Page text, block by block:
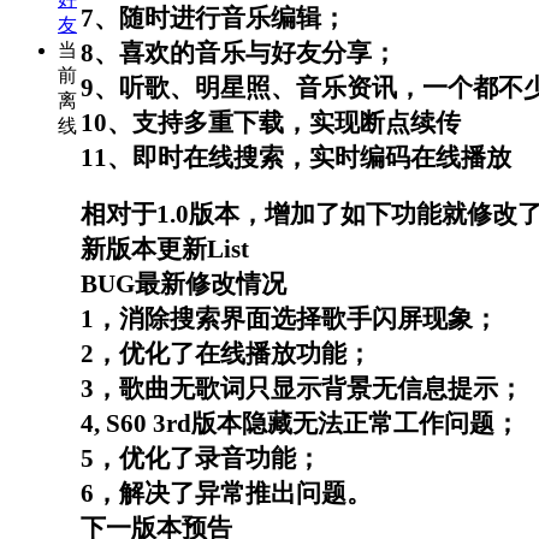
友
当
前
离
线
7、随时进行音乐编辑；
8、喜欢的音乐与好友分享；
9、听歌、明星照、音乐资讯，一个都不
10、支持多重下载，实现断点续传
11、即时在线搜索，实时编码在线播放
相对于1.0版本，增加了如下功能就修改
新版本更新List
BUG最新修改情况
1 ，消除搜索界面选择歌手闪屏现象；
2 ，优化了在线播放功能；
3 ，歌曲无歌词只显示背景无信息提示；
4, S60 3rd版本隐藏无法正常工作问题；
5 ，优化了录音功能；
6 ，解决了异常推出问题。
下一版本预告